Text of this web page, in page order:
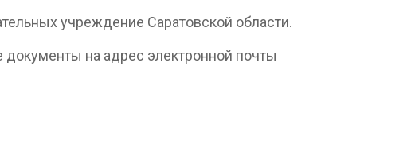
учреждение Саратовской области.
документы на адрес электронной почты